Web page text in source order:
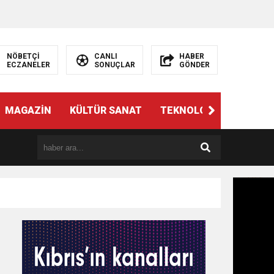
NÖBETÇİ
ECZANELER
CANLI
SONUÇLAR
HABER
GÖNDER
MAGAZİN KÜLTÜR SANAT TEKNOLOJİ